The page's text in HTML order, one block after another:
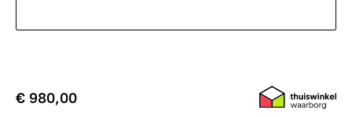
€ 980,00